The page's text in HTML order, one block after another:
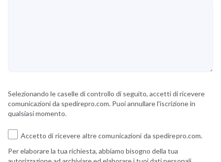
Selezionando le caselle di controllo di seguito, accetti di ricevere
comunicazioni da spedirepro.com. Puoi annullare l'iscrizione in
qualsiasi momento.
Accetto di ricevere altre comunicazioni da spedirepro.com.
Per elaborare la tua richiesta, abbiamo bisogno della tua